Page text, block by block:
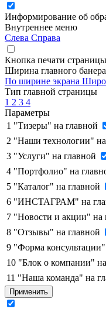
Информирование об
Внутреннее меню
Слева Справа
Кнопка печати страницы
Ширина главного банера
По ширине экрана
Тип главной страницы
1 2 3 4
Параметры
1 "Тизеры" на главной
2 "Наши технологии" на
3 "Услуги" на главной
4 "Портфолио" на
5 "Каталог" на главной
6 "ИНСТАГРАМ" на
7 "Новости и акции" на
8 "Отзывы" на главной
9 "Форма
10 "Блок о компании"
11 "Наша команда" на
Применить